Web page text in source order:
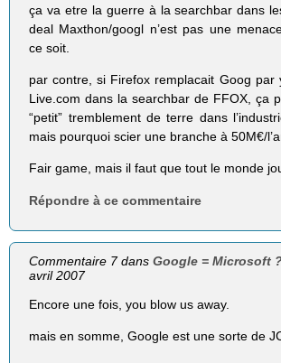
ça va etre la guerre à la searchbar dans
deal Maxthon/googl n’est pas une
ce soit.
par contre, si Firefox remplacait Goog par
Live.com dans la searchbar de FFOX, ça
“petit” tremblement de terre dans
mais pourquoi scier une branche à 50M€/
Fair game, mais il faut que tout le monde
Répondre à ce commentaire
Commentaire 7 dansGoogle = Microsoft
avril 2007
Encore une fois, you blow us away.
mais en somme, Google est une sorte de